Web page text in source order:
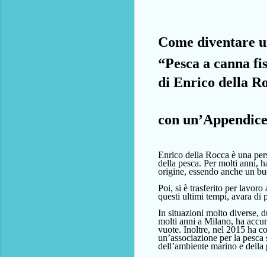
Come diventare
“Pesca a canna
di Enrico della
con
Enrico della Rocca è una
della pesca. Per molti anni,
origine, essendo anche un
Poi, si è trasferito per lavoro
questi ultimi tempi, avara di
In situazioni molto diverse,
molti anni a Milano, ha
vuote. Inoltre, nel 2015 ha
un’associazione per la
dell’ambiente marino e